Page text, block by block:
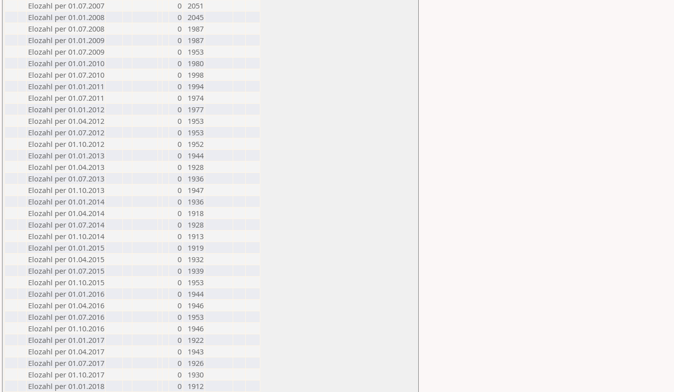
Elozahl per 01.07.2007
0 2051
Elozahl per 01.01.2008
0 2045
Elozahl per 01.07.2008
0
1987
Elozahl per 01.01.2009
0
1987
Elozahl per 01.07.2009
0
1953
Elozahl per 01.01.2010
0
1980
Elozahl per 01.07.2010
0
1998
Elozahl per 01.01.2011
0
1994
Elozahl per 01.07.2011
0
1974
Elozahl per 01.01.2012
0
1977
Elozahl per 01.04.2012
0
1953
Elozahl per 01.07.2012
0
1953
Elozahl per 01.10.2012
0
1952
Elozahl per 01.01.2013
0
1944
Elozahl per 01.04.2013
0
1928
Elozahl per 01.07.2013
0
1936
Elozahl per 01.10.2013
0
1947
Elozahl per 01.01.2014
0
1936
Elozahl per 01.04.2014
0
1918
Elozahl per 01.07.2014
0
1928
Elozahl per 01.10.2014
0
1913
Elozahl per 01.01.2015
0
1919
Elozahl per 01.04.2015
0
1932
Elozahl per 01.07.2015
0
1939
Elozahl per 01.10.2015
0
1953
Elozahl per 01.01.2016
0
1944
Elozahl per 01.04.2016
0
1946
Elozahl per 01.07.2016
0
1953
Elozahl per 01.10.2016
0
1946
Elozahl per 01.01.2017
0
1922
Elozahl per 01.04.2017
0
1943
Elozahl per 01.07.2017
0
1926
Elozahl per 01.10.2017
0
1930
Elozahl per 01.01.2018
0
1912